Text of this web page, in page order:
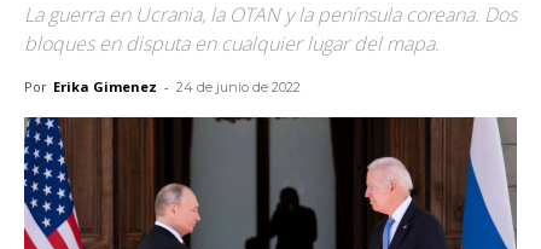
La guerra en Ucrania, la OTAN y la península coreana. Dos
bloques en disputa en cualquier lugar del mapa.
Por Erika Gimenez - 24 de junio de 2022